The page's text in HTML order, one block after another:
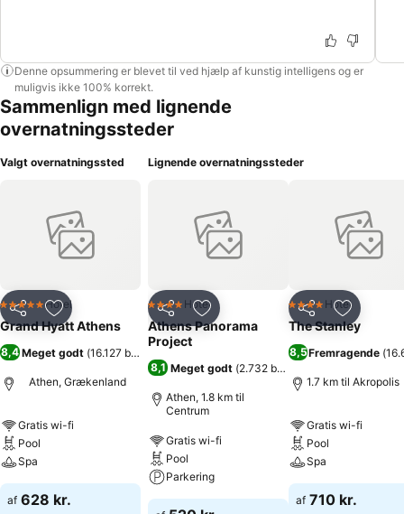
Denne opsummering er blevet til ved hjælp af kunstig intelligens og er
muligvis ikke 100% korrekt.
Sammenlign med lignende
overnatningssteder
Valgt overnatningssted
Del Føj til favoritter
5 StjernerHotel
Grand Hyatt Athens
8,4Meget godt (16.127 bedømmelser
Athen, Grækenland
Gratis wi-fi
Pool
Spa
af 628 kr.
Lignende overnatningssteder
Del Føj til favoritter
4 StjernerHotel
Athens Panorama
Project
8,1 Meget godt (2.732 bedømmelser
Athen, 1.8 km til
Centrum
Gratis wi-fi
Pool
Parkering
Del Føj til
4 StjernerHotel
The Stanley
8,5Fremragende (
1.7 km til Akropolis
Gratis wi-fi
Pool
Spa
af 710 kr.